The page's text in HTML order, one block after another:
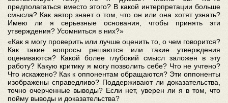
предполагаться вместо этого? В какой интерпретации больше
смысла? Как автор знает о том, что он или она хотят узнать?
Имею ли я серьезные основания, чтобы принять эти
утверждения? Усомниться в них?»
«Как я могу проверить или лучше оценить то, о чем говорится?
Как такие вопросы решаются или такие утверждения
оцениваются? Какой более глубокий смысл заложен в эту
работу? Какую критику я могу позволить себе? Что не учтено?
Что искажено? Как к оппонентам обращаются? Эти оппоненты
изображены справедливо? Поддерживают ли доказательства,
точно очерченные выводы? Если нет, уверен ли я в том, что
пойму выводы и доказательства?